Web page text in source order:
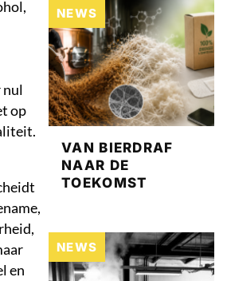
nul
op
en
NEWS
VAN BIERDRAF
NAAR DE
TOEKOMST
NEWS